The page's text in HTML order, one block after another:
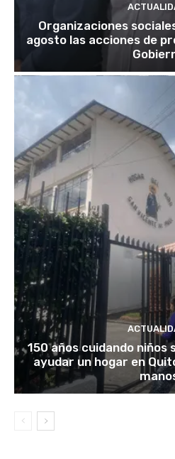
Organizaciones
agosto las acciones de
150 años cuidando niños
ayudar un hogar en